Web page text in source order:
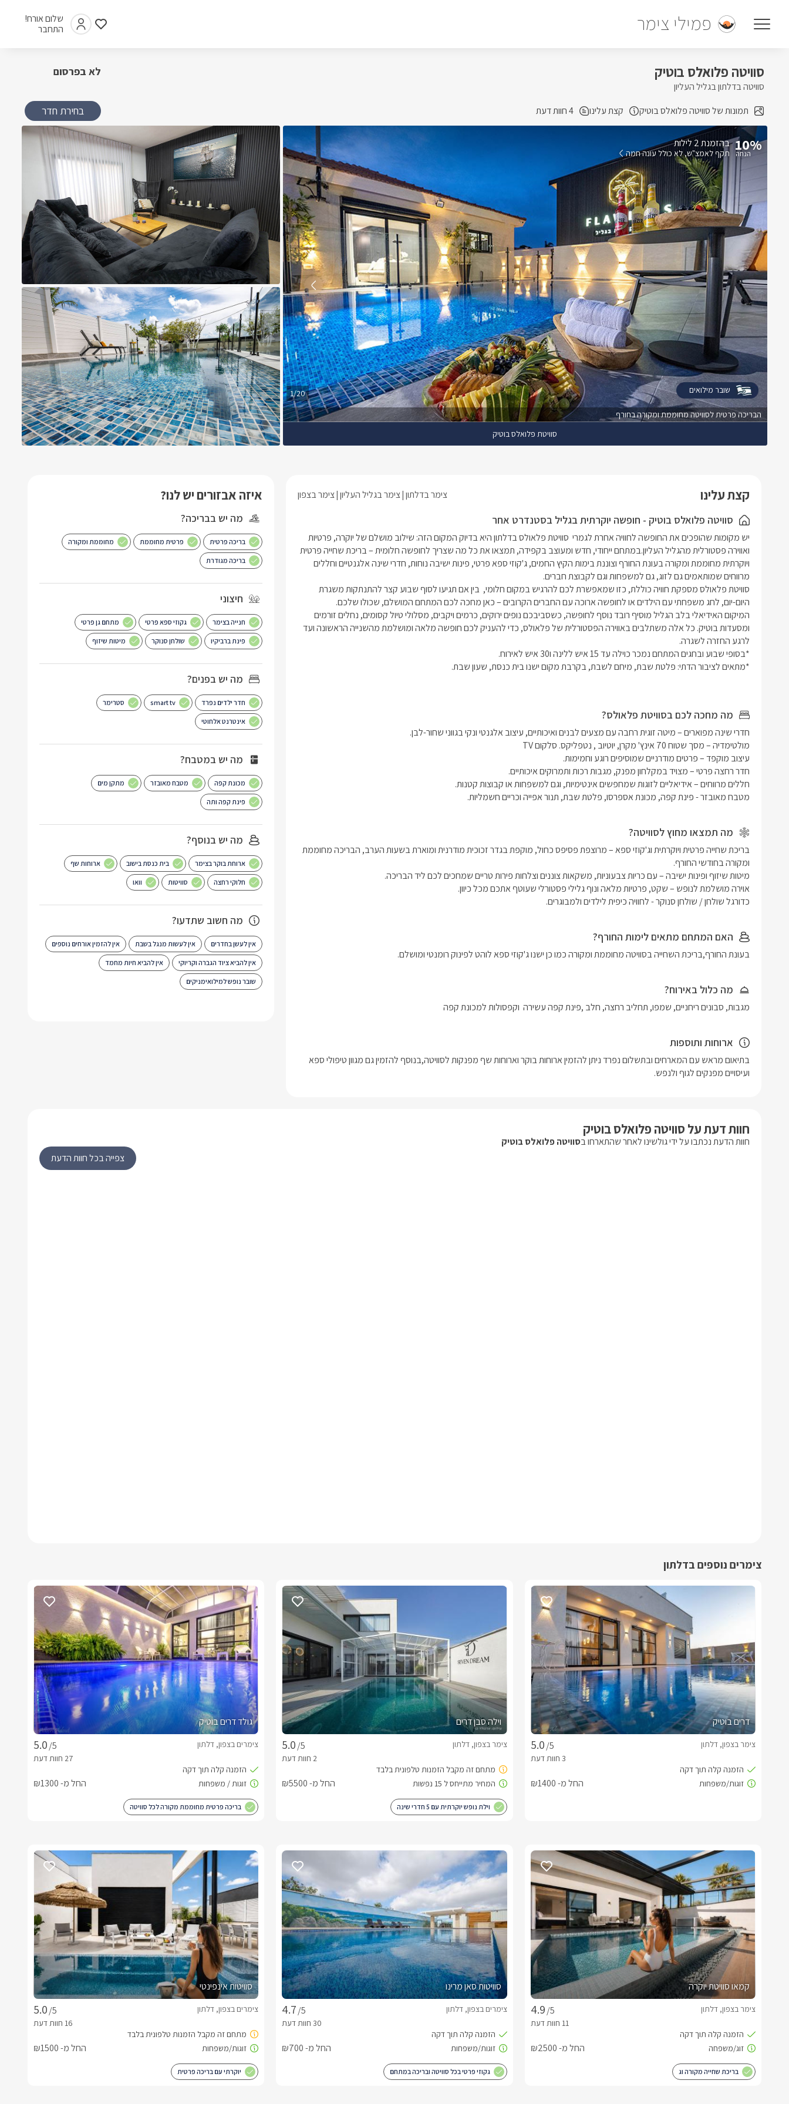
פמילי צימר
שלום אורח!
התחבר
סוויטה פלואלס בוטיק
סוויטה בדלתון בגליל העליון
תמונות של סוויטה פלואלס בוטיק
קצת עלינו 4 חוות דעת
לא בפרסום
בחירת חדר
הבריכה פרטית לסוויטה מחוממת ומקורה בחורף
1/20
סוויטת פלואלס בוטיק
10% בהזמנת 2 לילות
תקף לאמצ"ש לא כולל עונה חמה
שובר מילואים
קצת עלינו צימר בדלתון צימר בגליל העליון צימר בצפון
סוויטה פלואלס בוטיק - חופשה יוקרתית בגליל בסטנדרט אחר
מה מחכה לכם בסוויטת פלאולס?
מטבח מאובזר - פינת קפה, מכונת אספרסו, פלטת שבת, תנור אפייה וכריים חשמליות.
מה תמצאו מחוץ לסוויטה?
כדורגל שולחן / שולחן סנוקר - לחוויה כיפית לילדים ולמבוגרים.
האם המתחם מתאים לימות החורף?
בעונת החורף,בריכת השחייה בסוויטה מחוממת ומקורה כמו כן ישנו ג'קוזי ספא לוהט לפינוק רומנטי ומושלם.
מה כלול באירוח?
מגבות, סבונים ריחניים, שמפו, תחליב רחצה, חלב ,פינת קפה עשירה  וקפסולות למכונת קפה
ארוחות ותוספות
ועיסויים מפנקים לגוף ולנפש.
איזה אבזורים יש לנו?
מה יש בבריכה?
בריכה פרטית פרטית מחוממת מחוממת ומקורה
בריכה מגודרת
חיצוני
חנייה בצימר גקוזי ספא פרטי מתחם גן פרטי
פינת ברביקיו שולחן סנוקר מיטות שיזוף
מה יש בפנים?
חדר ילדים נפרד smart tv סטרימר
אינטרנט אלחוטי
מה יש במטבח?
מכונת קפה מטבח מאובזר מתקן מים
פינת קפה ותה
מה יש בנוסף?
ארוחת בוקר בצימר בית כנסת בישוב ארוחות שף
חלוקי רחצה סוויטות וואו
מה חשוב שתדעו?
אין לעשן בחדרים אין לעשות מנגל בשבת אין להזמין אורחים נוספים
אין להביא ציוד הגברה וקריוקי אין להביא חיות מחמד
שובר נופש למילואימניקים
חוות דעת על סוויטה פלואלס בוטיק
חוות הדעת נכתבו על ידי גולשינו לאחר שהתארחו בסוויטה פלואלס בוטיק
צפייה בכל חוות הדעת
צימרים נוספים בדלתון
דרים בוטיק
/5
צימר בצפון, דלתון
החל מ- ₪1400
וילה סבן דרים
/5
צימר בצפון, דלתון
החל מ- ₪5500
וילת נופש יוקרתית עם 5 חדרי שינה
גולד דרים בוטיק
/5
צימרים בצפון, דלתון
החל מ- ₪1300
בריכה פרטית מחוממת מקורה לכל סוויטה
קמאו סוויטת יוקרה
/5
צימר בצפון, דלתון
החל מ- ₪2500
בריכת שחייה מקורה וג
סוויטות סאן מרינו
/5
צימרים בצפון, דלתון
החל מ- ₪700
גקוזי פרטי בכל סוויטה ובריכה במתחם
סוויטות אינפינטי
/5
צימרים בצפון, דלתון
החל מ- ₪1500
יוקרתי עם בריכה פרטית